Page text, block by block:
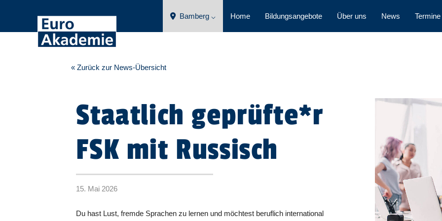
Bamberg ⌵ Home Bildungsangebote Über uns News Termine
« Zurück zur News-Übersicht
Staatlich geprüfte*r
FSK mit Russisch
15. Mai 2026
Du hast Lust, fremde Sprachen zu lernen und möchtest beruflich international